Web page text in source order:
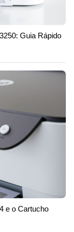
Guia Rápido
e o Cartucho